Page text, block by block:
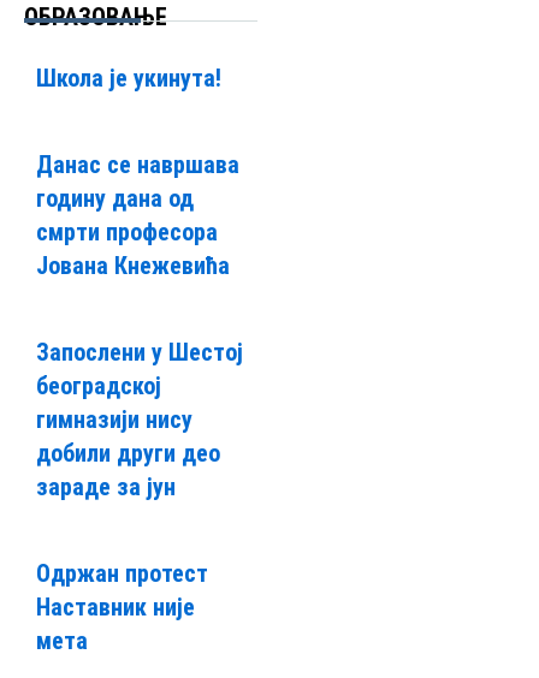
ОБРАЗОВАЊЕ
Школа је укинута!
Данас се навршава
годину дана од
смрти професора
Јована Кнежевића
Запослени у Шестој
београдској
гимназији нису
добили други део
зараде за јун
Одржан протест
Наставник није
мета